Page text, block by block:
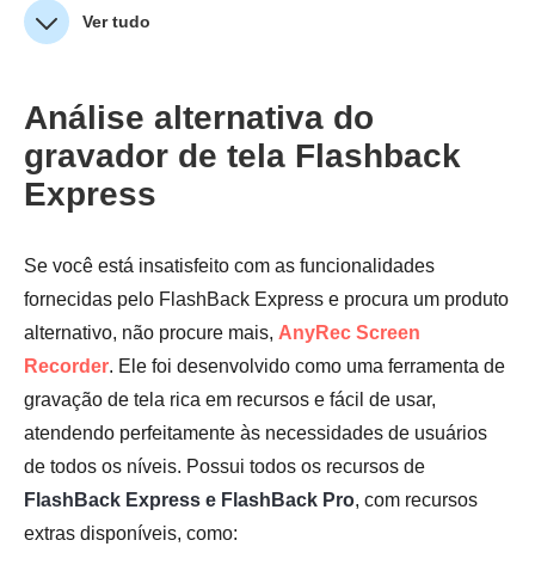
Ver tudo
Análise alternativa do
gravador de tela Flashback
Express
Se você está insatisfeito com as funcionalidades
fornecidas pelo FlashBack Express e procura um produto
alternativo, não procure mais, AnyRec Screen
Recorder. Ele foi desenvolvido como uma ferramenta de
gravação de tela rica em recursos e fácil de usar,
atendendo perfeitamente às necessidades de usuários
de todos os níveis. Possui todos os recursos de
FlashBack Express e FlashBack Pro, com recursos
extras disponíveis, como: